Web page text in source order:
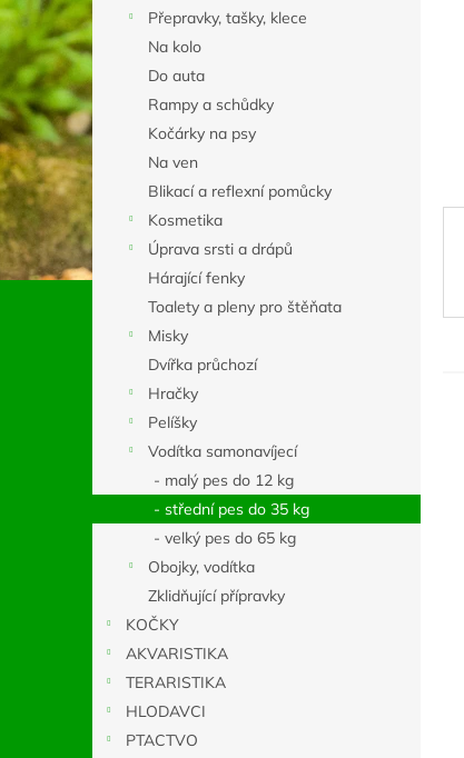
e
l
Přepravky, tašky, klece
Na kolo
Do auta
Rampy a schůdky
Kočárky na psy
Na ven
Blikací a reflexní pomůcky
Kosmetika
Úprava srsti a drápů
Hárající fenky
Toalety a pleny pro štěňata
Misky
Dvířka průchozí
Hračky
Pelíšky
Vodítka samonavíjecí
- malý pes do 12 kg
- střední pes do 35 kg
- velký pes do 65 kg
Obojky, vodítka
Zklidňující přípravky
KOČKY
AKVARISTIKA
TERARISTIKA
HLODAVCI
PTACTVO